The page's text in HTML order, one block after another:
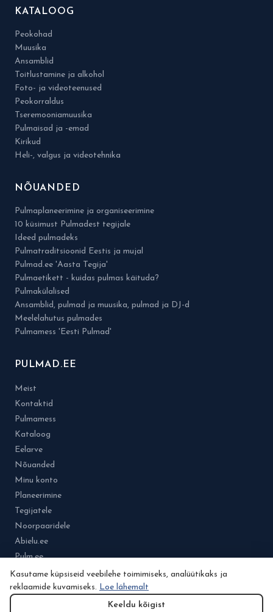
KATALOOG
Peokohad
Muusika
Ansamblid
Toitlustamine ja alkohol
Foto- ja videoteenused
Peokorraldus
Tseremooniamuusika
Pulmaisad ja -emad
Kirikud
Heli-, valgus ja videotehnika
NÕUANDED
Pulmaplaneerimine ja organiseerimine
10 küsimust Pulmadest tegijale
Ideed pulmadeks
Pulmatraditsioonid Eestis ja mujal
Pulmad.ee 'Aasta Tegija'
Pulmaetikett - kuidas pulmas käituda?
Pulmakülalised
Ansamblid, pulmad ja muusika, pulmad ja DJ-d
Meelelahutus pulmades
Pulmamess 'Eesti Pulmad'
PULMAD.EE
Meist
Kontaktid
Pulmamess
Kataloog
Eelarve
Nõuanded
Minu konto
Planeerimine
Tegijatele
Noorpaaridele
Abielu.ee
Pulm.ee
© 2026 Osa Pulmad.ee.grupist. Kõik õigused kaitstud.
Kasutame küpsiseid veebilehe toimimiseks, analüütikaks ja
reklaamide kuvamiseks. Loe lähemalt
Keeldu kõigist